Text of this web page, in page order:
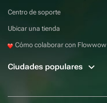
Centro de soporte
Ubicar una tienda
Cómo colaborar con Flowwow
Ciudades populares